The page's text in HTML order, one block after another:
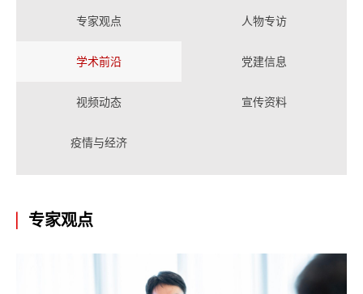
专家观点 人物专访
学术前沿 党建信息
视频动态 宣传资料
疫情与经济
专家观点